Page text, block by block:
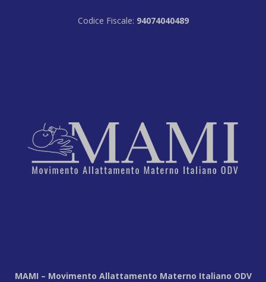
Codice Fiscale: 94074040489
MAMI – Movimento Allattamento Materno Italiano ODV